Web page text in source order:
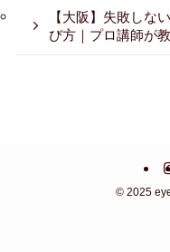
【大阪】失敗しな
び方｜プロ講師が
©2025